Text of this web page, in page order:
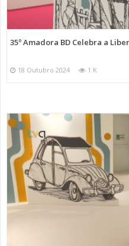
35º Amadora BD Celebra a
18 Outubro 2024 1 K